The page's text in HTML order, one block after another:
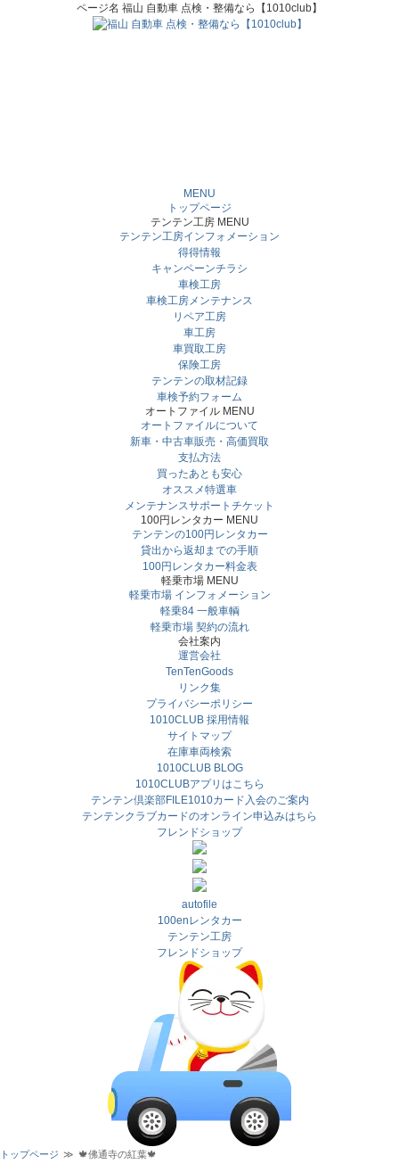
ページ名 福山 自動車 点検・整備なら【1010club】
MENU
トップページ
テンテン工房 MENU
テンテン工房インフォメーション
得得情報
キャンペーンチラシ
車検工房
車検工房メンテナンス
リペア工房
車工房
車買取工房
保険工房
テンテンの取材記録
車検予約フォーム
オートファイル MENU
オートファイルについて
新車・中古車販売・高価買取
支払方法
買ったあとも安心
オススメ特選車
メンテナンスサポートチケット
100円レンタカー MENU
テンテンの100円レンタカー
貸出から返却までの手順
100円レンタカー料金表
軽乗市場 MENU
軽乗市場 インフォメーション
軽乗84 一般車輌
軽乗市場 契約の流れ
会社案内
運営会社
TenTenGoods
リンク集
プライバシーポリシー
1010CLUB 採用情報
サイトマップ
在庫車両検索
1010CLUB BLOG
1010CLUBアプリはこちら
テンテン倶楽部FILE1010カード入会のご案内
テンテンクラブカードのオンライン申込みはちら
フレンドショップ
autofile
100enレンタカー
テンテン工房
フレンドショップ
トップページ 🍁佛通寺の紅葉🍁